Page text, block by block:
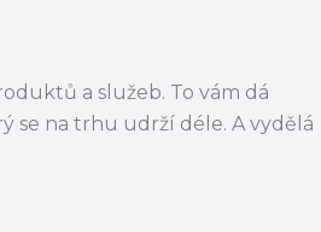
a služeb. To vám dá
se na trhu udrží déle. A vydělá